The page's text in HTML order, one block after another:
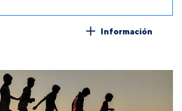
Información